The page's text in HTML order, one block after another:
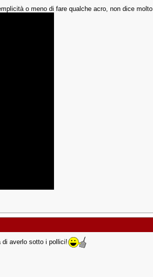
o meno di fare qualche acro, non dice molto
di averlo sotto i pollici!